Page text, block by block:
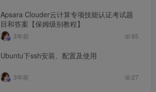
Apsara Clouder云计算专项技能认证考试题
目和答案【保姆级别教程】
3年前 85
Ubuntu下ssh安装、配置及使用
3年前 27